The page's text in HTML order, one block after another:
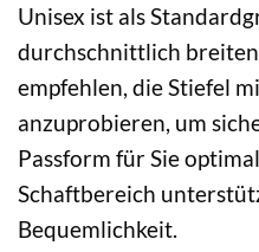
Unisex ist als
durchschnittlich
empfehlen, die Stiefel
anzuprobieren, um
Passform für Sie
Schaftbereich
Bequemlichkeit.